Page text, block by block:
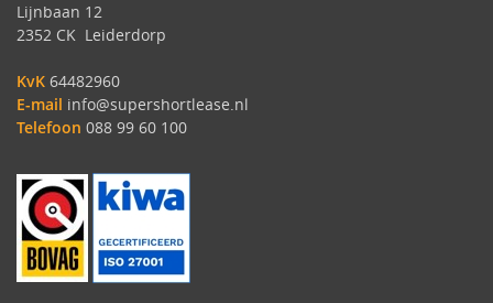
Lijnbaan 12
2352 CK Leiderdorp
KvK 64482960
E-mail info@supershortlease.nl
Telefoon 088 99 60 100